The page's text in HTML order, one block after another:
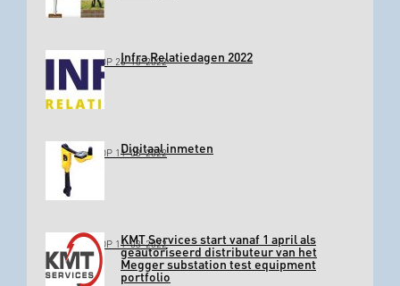
GEPLAATST OP 26-10-2022Infra Relatiedagen 2022
GEPLAATST OP 11-03-2022Digitaal inmeten
GEPLAATST OP 11-03-2022KMT Services start vanaf 1 april als
geautoriseerd distributeur van het
Megger substation test equipment
portfolio